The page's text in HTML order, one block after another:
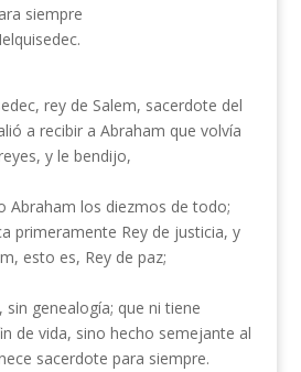
siempre
rey de Salem, sacerdote del
a recibir a Abraham que volvía
y le bendijo,
Abraham los diezmos de todo;
primeramente Rey de justicia, y
esto es, Rey de paz;
sin genealogía; que ni tiene
de vida, sino hecho semejante al
sacerdote para siempre.